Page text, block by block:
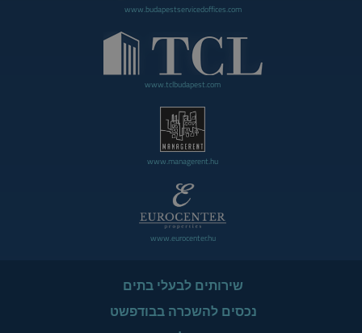
www.budapestservicedoffices.com
www.tclbudapest.com
www.managerent.hu
www.eurocenter.hu
שירותים לבעלי בתים
נכסים להשכרה בבודפשט